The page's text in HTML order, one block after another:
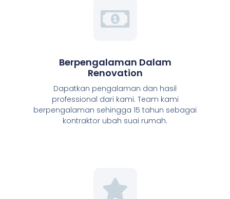
Berpengalaman Dalam
Renovation
Dapatkan pengalaman dan hasil
professional dari kami. Team kami
berpengalaman sehingga 15 tahun sebagai
kontraktor ubah suai rumah.